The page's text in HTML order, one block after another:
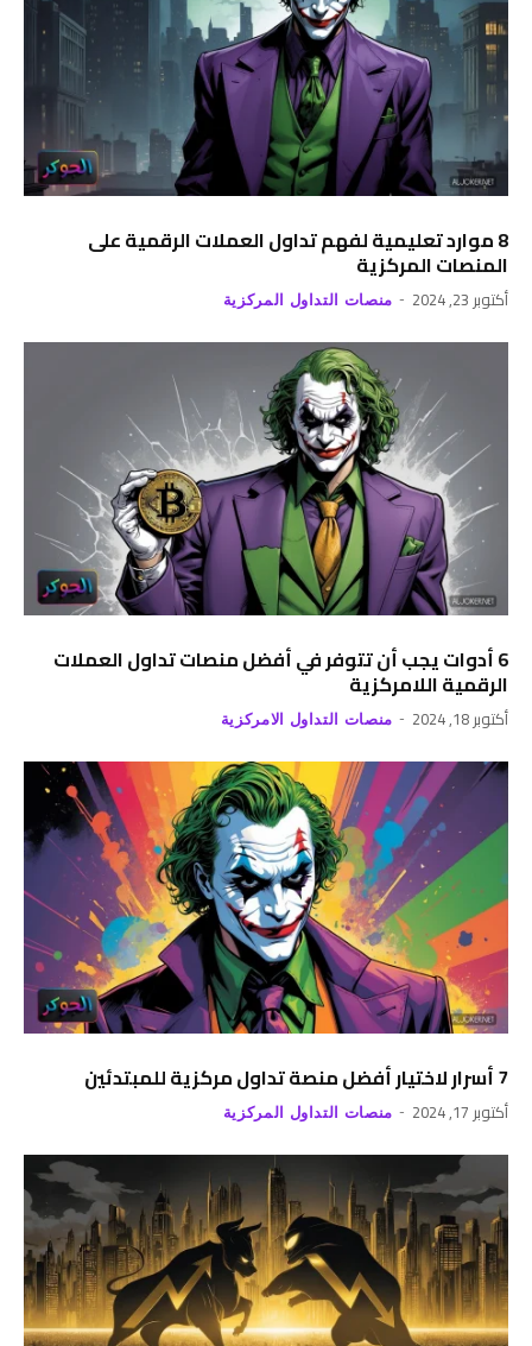
8 موارد تعليمية لفهم تداول العملات الرقمية على
المنصات المركزية
أكتوبر 23, 2024 منصات التداول المركزية
6 أدوات يجب أن تتوفر في أفضل منصات تداول العملات
الرقمية اللامركزية
أكتوبر 18, 2024 منصات التداول الامركزية
7 أسرار لاختيار أفضل منصة تداول مركزية للمبتدئين
أكتوبر 17, 2024 منصات التداول المركزية